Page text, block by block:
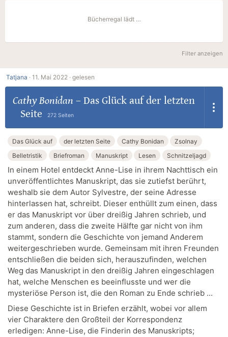
Bücherregal lädt …
Filter anzeigen
Tatjana · 11. Mai 2022 · gelesen
Cathy Bonidan – Das Glück auf der letzten
Seite
272 Seiten
Das Glück auf der letzten Seite Cathy Bonidan
Zsolnay
Belletristik
Briefroman Manuskript Lesen Schnitzeljagd
In einem Hotel entdeckt Anne-Lise in ihrem Nachttisch ein
unveröffentlichtes Manuskript, das sie zutiefst berührt,
weshalb sie dem Autor Sylvestre, der seine Adresse
hinterlassen hat, schreibt. Dieser enthüllt zum einen, dass
er das Manuskript vor über dreißig Jahren schrieb, und
zum anderen, dass die zweite Hälfte gar nicht von ihm
stammt, sondern die Geschichte von jemand Anderem
weitergeschrieben wurde. Gemeinsam mit ihren Freunden
entschließen die beiden sich, herauszufinden, welchen
Weg das Manuskript in den dreißig Jahren eingeschlagen
hat, welche Menschen es beeinflusste und wer die
mysteriöse Person ist, die den Roman zu Ende schrieb ...
Diese Geschichte ist in Briefen erzählt, wobei vor allem
vier Charaktere den Großteil der Korrespondenz
erledigen: Anne-Lise, die Finderin des Manuskripts;